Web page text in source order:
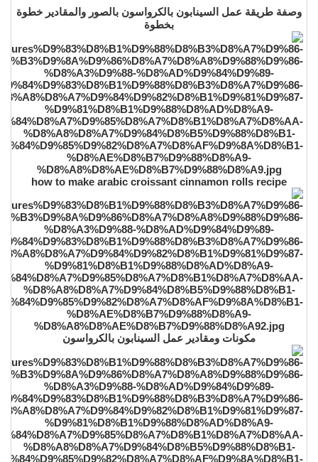
وصفة طريقة عمل السينابون بالكرواسون بالصور والمقادير خطوة
بخطوة
how to make arabic croissant cinnamon rolls recipe
مكونات ومقادير عمل السينابون بالكرواسون